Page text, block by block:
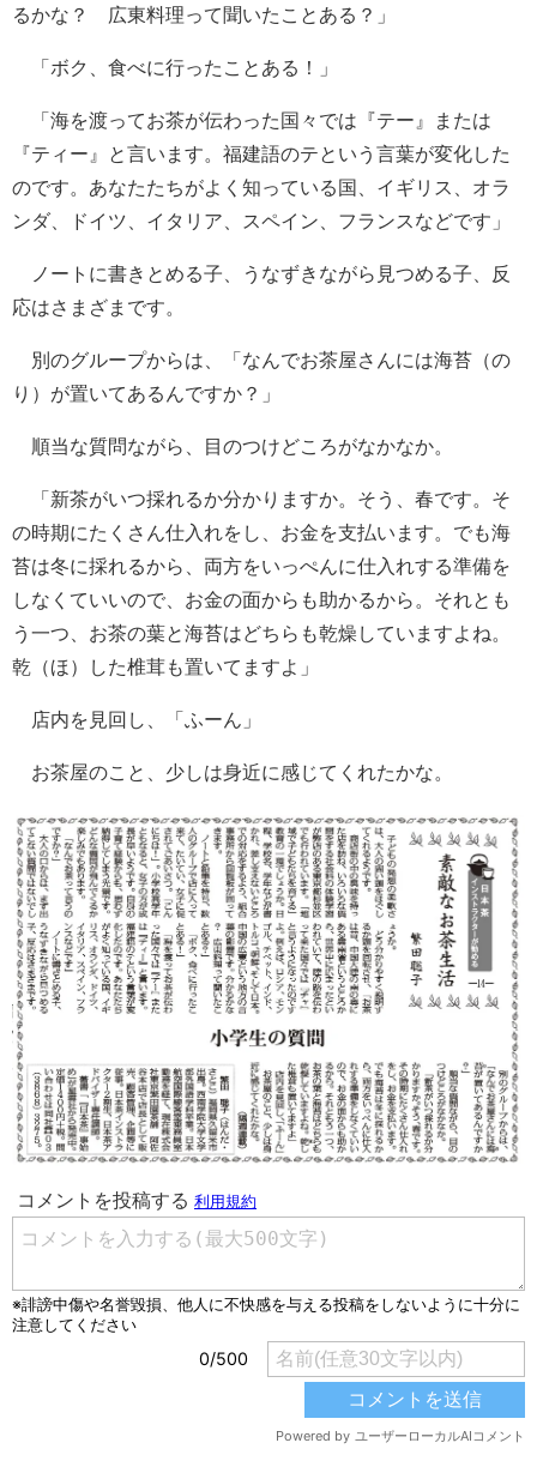
るかな？ 広東料理って聞いたことある？」
「ボク、食べに行ったことある！」
「海を渡ってお茶が伝わった国々では『テー』または
『ティー』と言います。福建語のテという言葉が変化した
のです。あなたたちがよく知っている国、イギリス、オラ
ンダ、ドイツ、イタリア、スペイン、フランスなどです」
ノートに書きとめる子、うなずきながら見つめる子、反
応はさまざまです。
別のグループからは、「なんでお茶屋さんには海苔（の
り）が置いてあるんですか？」
順当な質問ながら、目のつけどころがなかなか。
「新茶がいつ採れるか分かりますか。そう、春です。そ
の時期にたくさん仕入れをし、お金を支払います。でも海
苔は冬に採れるから、両方をいっぺんに仕入れする準備を
しなくていいので、お金の面からも助かるから。それとも
う一つ、お茶の葉と海苔はどちらも乾燥していますよね。
乾（ほ）した椎茸も置いてますよ」
店内を見回し、「ふーん」
お茶屋のこと、少しは身近に感じてくれたかな。